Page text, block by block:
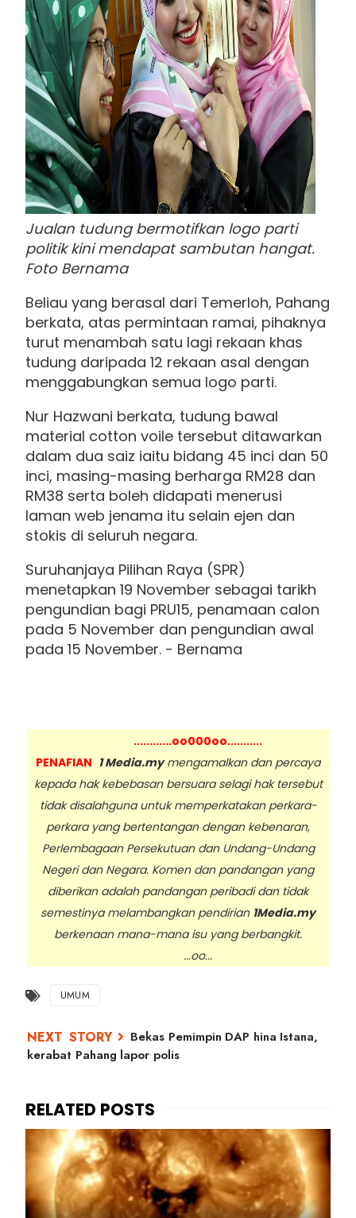
Jualan tudung bermotifkan logo parti
politik kini mendapat sambutan hangat.
Foto Bernama
Beliau yang berasal dari Temerloh, Pahang
berkata, atas permintaan ramai, pihaknya
turut menambah satu lagi rekaan khas
tudung daripada 12 rekaan asal dengan
menggabungkan semua logo parti.
Nur Hazwani berkata, tudung bawal
material cotton voile tersebut ditawarkan
dalam dua saiz iaitu bidang 45 inci dan 50
inci, masing-masing berharga RM28 dan
RM38 serta boleh didapati menerusi
laman web jenama itu selain ejen dan
stokis di seluruh negara.
Suruhanjaya Pilihan Raya (SPR)
menetapkan 19 November sebagai tarikh
pengundian bagi PRU15, penamaan calon
pada 5 November dan pengundian awal
pada 15 November. - Bernama
............oo000oo...........
PENAFIAN 1 Media.mymengamalkan dan percaya
kepada hak kebebasan bersuara selagi hak tersebut
tidak disalahguna untuk memperkatakan perkara-
perkara yang bertentangan dengan kebenaran,
Perlembagaan Persekutuan dan Undang-Undang
Negeri dan Negara. Komen dan pandangan yang
diberikan adalah pandangan peribadi dan tidak
semestinya melambangkan pendirian 1Media.my
berkenaan mana-mana isu yang berbangkit.
...oo...
UMUM
Bekas Pemimpin DAP hina Istana,
kerabat Pahang lapor polis